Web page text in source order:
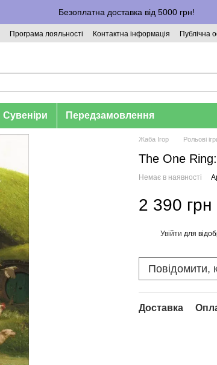
Безоплатна доставка від 5000 грн!
Програма лояльності Контактна інформація Публічна
Сувеніри Передзамовлення
Жаба Ігор Рольові
The One
Немає в наявності
2 390 грн
Увійти для
Повідомити,
Доставка